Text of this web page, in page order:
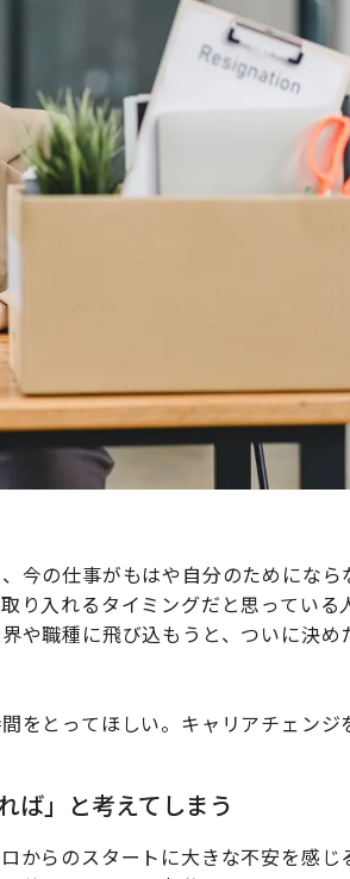
今の仕事がもはや自分のためになら
り入れるタイミングだと思っている
や職種に飛び込もうと、ついに決め
をとってほしい。キャリアチェンジ
ば」と考えてしまう
からのスタートに大きな不安を感じ